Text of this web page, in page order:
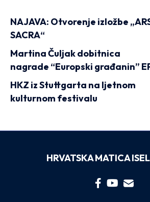
NAJAVA: Otvorenje izložbe
SACRA“
Martina Čuljak dobitnica
nagrade “Europski građanin”
HKZ iz Stuttgarta na ljetnom
kulturnom festivalu
HRVATSKA MATICA